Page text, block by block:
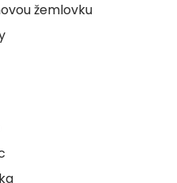
žemlovku